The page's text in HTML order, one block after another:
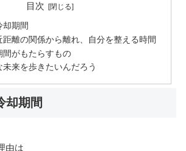
目次
却期間
距離の関係から離れ、自分を整える時間
間がもたらすもの
来を歩きたいんだろう
却期間
由は